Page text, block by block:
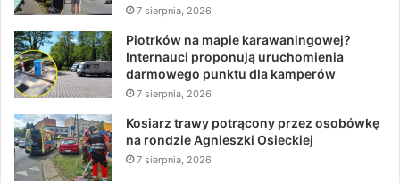
7 sierpnia, 2026
Piotrków na mapie karawaningowej?
Internauci proponują uruchomienia
darmowego punktu dla kamperów
7 sierpnia, 2026
Kosiarz trawy potrącony przez osobówkę
na rondzie Agnieszki Osieckiej
7 sierpnia, 2026